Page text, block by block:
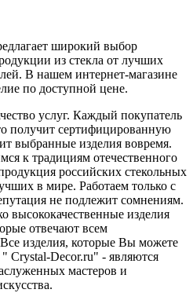
широкий выбор
из стекла от лучших
В нашем интернет-магазине
по доступной цене.
услуг. Каждый покупатель
получит сертифицированную
выбранные изделия вовремя.
к традициям отечественного
российских стекольных
в мире. Работаем только с
не подлежит сомнениям.
высококачественные изделия
отвечают всем
изделия, которые Вы можете
" Сrystal-Decor.ru" - являются
мастеров и